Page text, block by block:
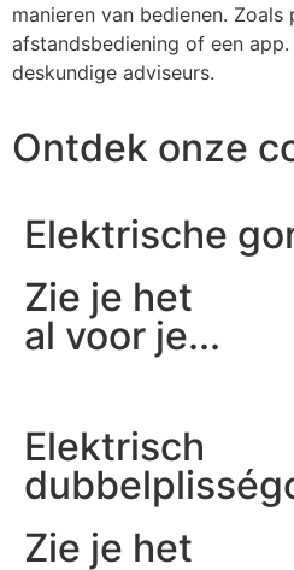
manieren van bedienen. Zoals
afstandsbediening of een
deskundige adviseurs.
Ontdek onze
Elektrische
Zie je het
al voor je...
Elektrisch
Zie je het